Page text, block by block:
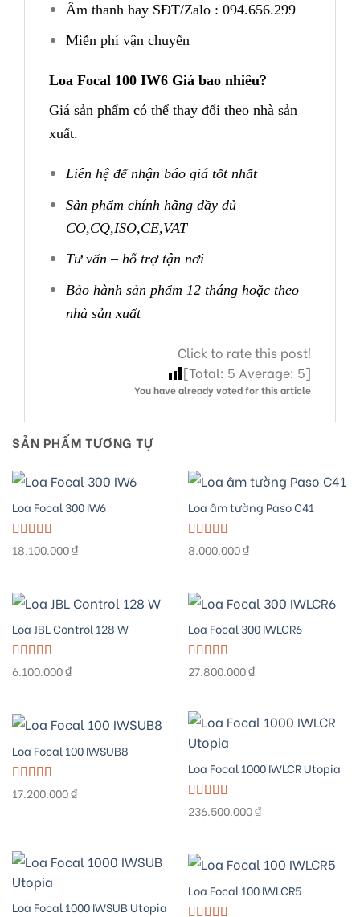
Âm thanh hay SĐT/Zalo : 094.656.299
Miễn phí vận chuyển
Loa Focal 100 IW6 Giá bao nhiêu?
Giá sản phẩm có thể thay đổi theo nhà sản
xuất.
Liên hệ để nhận báo giá tốt nhất
Sản phẩm chính hãng đầy đủ
CO,CQ,ISO,CE,VAT
Tư vấn – hỗ trợ tận nơi
Bảo hành sản phẩm 12 tháng hoặc theo
nhà sản xuất
Click to rate this post!
[Total: 5 Average: 5]
You have already voted for this article
SẢN PHẨM TƯƠNG TỰ
Loa Focal 300 IW6
Được xếp
18.100.000₫
Loa âm tường Paso C41
Được xếp
8.000.000₫
Loa JBL Control 128 W
Được xếp
6.100.000₫
Loa Focal 300 IWLCR6
Được xếp
27.800.000₫
Loa Focal 100 IWSUB8
Được xếp
17.200.000₫
Loa Focal 1000 IWLCR Utopia
Được xếp
236.500.000₫
Loa Focal 1000 IWSUB Utopia
Loa Focal 100 IWLCR5